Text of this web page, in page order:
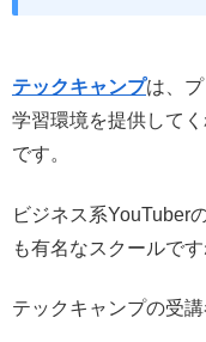
テックキャンプは、
学習環境を提供して
です。
ビジネス系YouTuber
も有名なスクールです
テックキャンプの受